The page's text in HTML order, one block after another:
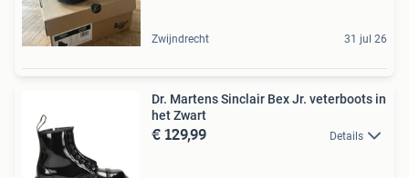
Zwijndrecht 31 jul 26
Dr. Martens Sinclair Bex Jr. veterboots in
het Zwart
€ 129,99 Details